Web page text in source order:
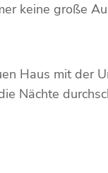
keine große
Haus mit der
Nächte